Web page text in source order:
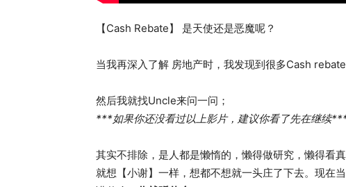
【Cash Rebate】 是天使还是恶魔呢？
当我再深入了解 房地产时，我发现到很多Cash
然后我就找Uncle来问一问；
***如果你还没看过以上影片，建议你看了先在继续
其实不排除，是人都是懒惰的，懒得做研究，懒得看
就想【小谢】一样，想都不想就一头庄了下去。现在